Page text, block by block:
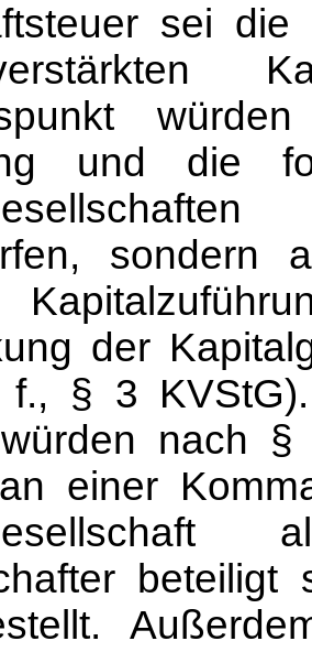
sei die
und die
sondern
der
§ 3
nach
einer
beteiligt